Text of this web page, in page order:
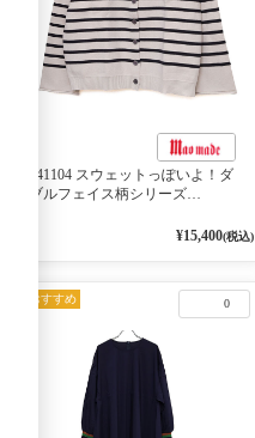
541104 スウェットっぽいよ！ダ
ブルフェイス柄シリーズ
2WAY プルオーバー 101オフベー
¥15,400(税込)
0
おすすめ